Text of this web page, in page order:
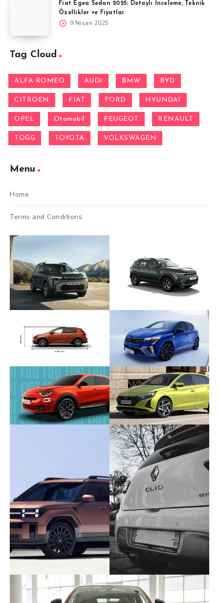
Fiat Egea Sedan 2025: Detaylı İnceleme, Teknik
Özellikler ve Fiyatlar
9 Nisan 2025
Tag Cloud
ALFA ROMEO AUDI BMW BYD
CITROEN FIAT FORD HYUNDAI
OPEL Otomobil PEUGEOT RENAULT
TOGG TOYOTA VOLKSWAGEN
Menu
Home
Terms and Conditions